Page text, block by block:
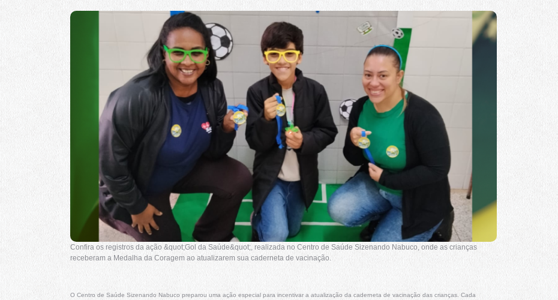
Confira os registros da ação &quot;Gol da Saúde&quot;, realizada no Centro de Saúde Sizenando Nabuco, onde as crianças
receberam a Medalha da Coragem ao atualizarem sua caderneta de vacinação.
O Centro de Saúde Sizenando Nabuco preparou uma ação especial para incentivar a atualização da caderneta de vacinação das crianças. Cada